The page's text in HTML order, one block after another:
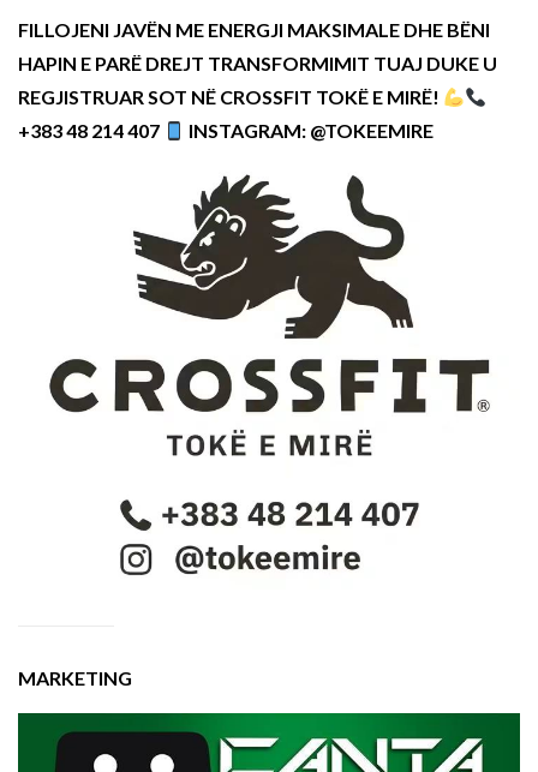
FILLOJENI JAVËN ME ENERGJI MAKSIMALE DHE BËNI
HAPIN E PARË DREJT TRANSFORMIMIT TUAJ DUKE U
REGJISTRUAR SOT NË CROSSFIT TOKË E MIRË!
+383 48 214 407
INSTAGRAM: @TOKEEMIRE
MARKETING